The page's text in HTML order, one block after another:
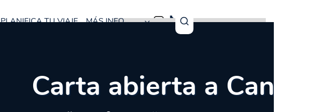
PLANIFICA TU VIAJE MÁS INFO
Carta abierta a